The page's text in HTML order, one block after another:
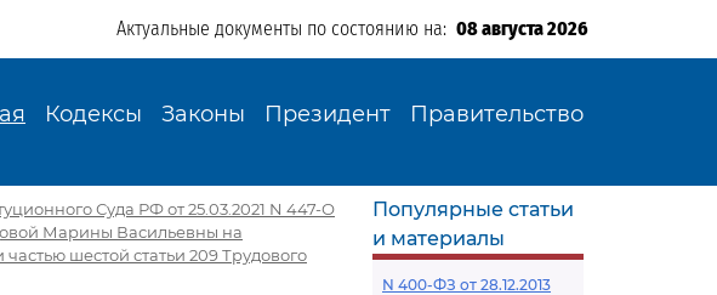
Актуальные документы по состоянию на: 08 августа 2026
Кодексы Законы Президент Правительство
Суда РФ от 25.03.2021 N 447-О
Марины Васильевны на
шестой статьи 209 Трудового
Популярные статьи
и материалы
N 400-ФЗ от 28.12.2013